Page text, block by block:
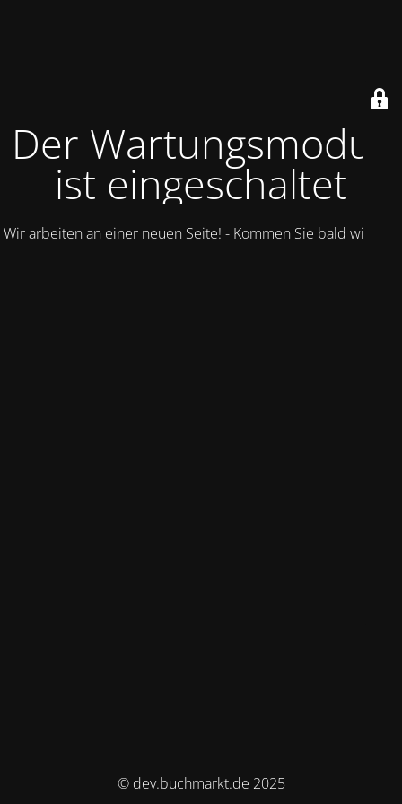
Der Wartungsmodus
ist eingeschaltet
Wir arbeiten an einer neuen Seite! - Kommen Sie bald wieder.
© dev.buchmarkt.de 2025